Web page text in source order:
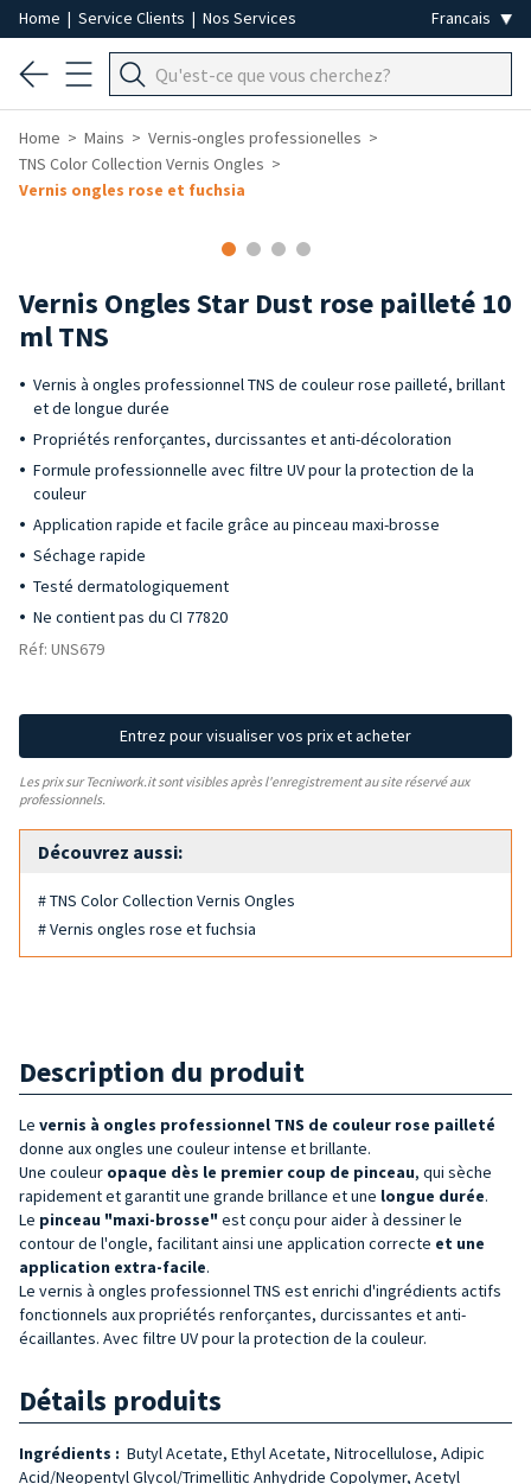
Home | Service Clients | Nos Services
Home Mains
Vernis-ongles professionelles
TNS Color Collection Vernis Ongles
Vernis ongles rose et fuchsia
Vernis Ongles Star Dust rose pailleté 10
ml TNS
Vernis à ongles professionnel TNS de couleur rose pailleté, brillant
et de longue durée
Propriétés renforçantes, durcissantes et anti-décoloration
Formule professionnelle avec filtre UV pour la protection de la
couleur
Application rapide et facile grâce au pinceau maxi-brosse
Séchage rapide
Testé dermatologiquement
Ne contient pas du CI 77820
Réf: UNS679
Entrez pour visualiser vos prix et acheter
Les prix sur Tecniwork.it sont visibles après l'enregistrement au site réservé aux
professionnels.
Découvrez aussi:
# TNS Color Collection Vernis Ongles
# Vernis ongles rose et fuchsia
Description du produit
Le vernis à ongles professionnel TNS de couleur rose pailleté
donne aux ongles une couleur intense et brillante.
Une couleur opaque dès le premier coup de pinceau, qui sèche
rapidement et garantit une grande brillance et une longue durée.
Le pinceau "maxi-brosse" est conçu pour aider à dessiner le
contour de l'ongle, facilitant ainsi une application correcte et une
application extra-facile.
Le vernis à ongles professionnel TNS est enrichi d'ingrédients actifs
fonctionnels aux propriétés renforçantes, durcissantes et anti-
écaillantes. Avec filtre UV pour la protection de la couleur.
Détails produits
Ingrédients : Butyl Acetate, Ethyl Acetate, Nitrocellulose, Adipic
Acid/Neopentyl Glycol/Trimellitic Anhydride Copolymer, Acetyl